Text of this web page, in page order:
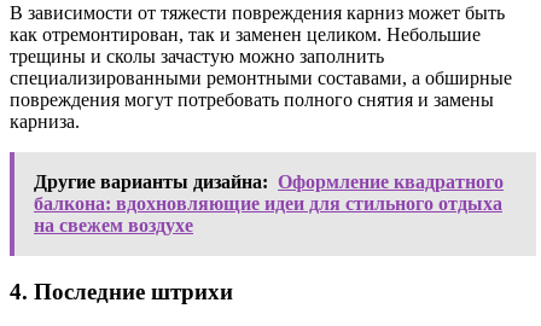
В зависимости от тяжести повреждения карниз может быть
как отремонтирован, так и заменен целиком. Небольшие
трещины и сколы зачастую можно заполнить
специализированными ремонтными составами, а обширные
повреждения могут потребовать полного снятия и замены
карниза.
Другие варианты дизайна: Оформление квадратного
балкона: вдохновляющие идеи для стильного отдыха
на свежем воздухе
4. Последние штрихи